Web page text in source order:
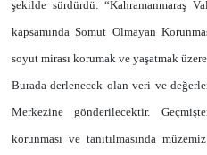
şekilde sürdürdü: “Kahramanmaraş
kapsamında Somut Olmayan
soyut mirası korumak ve yaşatmak
Burada derlenecek olan veri ve
Merkezine gönderilecektir.
korunması ve tanıtılmasında